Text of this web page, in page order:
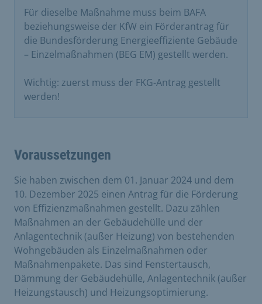
Für dieselbe Maßnahme muss beim BAFA
beziehungsweise der KfW ein Förderantrag für
die Bundesförderung Energieeffiziente Gebäude
– Einzelmaßnahmen (BEG EM) gestellt werden.
Wichtig: zuerst muss der FKG-Antrag gestellt
werden!
Voraussetzungen
Sie haben zwischen dem 01. Januar 2024 und dem
10. Dezember 2025 einen Antrag für die Förderung
von Effizienzmaßnahmen gestellt. Dazu zählen
Maßnahmen an der Gebäudehülle und der
Anlagentechnik (außer Heizung) von bestehenden
Wohngebäuden als Einzelmaßnahmen oder
Maßnahmenpakete. Das sind Fenstertausch,
Dämmung der Gebäudehülle, Anlagentechnik (außer
Heizungstausch) und Heizungsoptimierung.